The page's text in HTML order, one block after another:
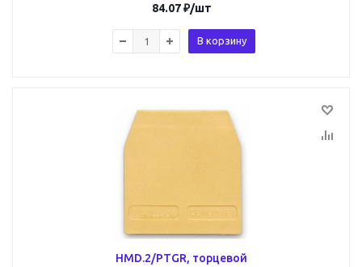
84.07₽/шт
В корзину
HMD.2/PTGR, торцевой